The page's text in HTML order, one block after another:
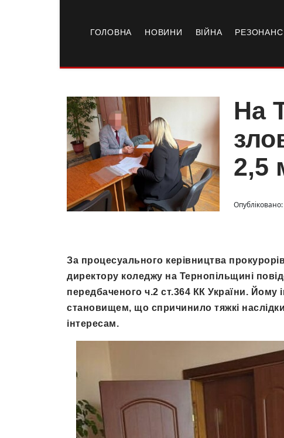
ГОЛОВНА НОВИНИ ВІЙНА РЕЗОНАНС
На
2,5
За процесуального керівництва
директору коледжу на Тернопільщині
передбаченого ч.2 ст.364 КК України.
становищем, що спричинило тяжкі
інтересам.